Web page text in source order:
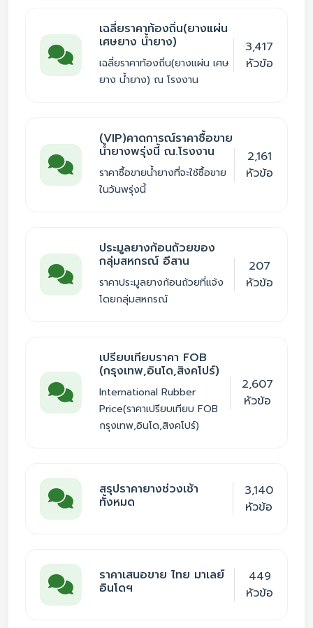
เฉลี่ยราคาท้องถิ่น(ยางแผ่น
เศษยาง น้ำยาง)
เฉลี่ยราคาท้องถิ่น(ยางแผ่น เศษ
ยาง น้ำยาง) ณ โรงงาน
3,417
หัวข้อ
(VIP)คาดการณ์ราคาซื้อขาย
น้ำยางพรุ่งนี้ ณ.โรงงาน
ราคาซื้อขายน้ำยางที่จะใช้ซื้อขาย
ในวันพรุ่งนี้
2,161
หัวข้อ
ประมูลยางก้อนถ้วยของ
กลุ่มสหกรณ์ อีสาน
ราคาประมูลยางก้อนถ้วยที่แจ้ง
โดยกลุ่มสหกรณ์
207
หัวข้อ
เปรียบเทียบราคา FOB
(กรุงเทพ,อินโด,สิงคโปร์)
International Rubber
Price(ราคาเปรียบเทียบ FOB
กรุงเทพ,อินโด,สิงคโปร์)
2,607
หัวข้อ
สรุปราคายางช่วงเช้า
ทั้งหมด
3,140
หัวข้อ
ราคาเสนอขาย ไทย มาเลย์
อินโดฯ
449
หัวข้อ